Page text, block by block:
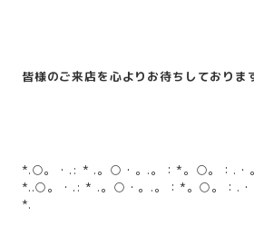
皆様のご来店を心よりお待ちしておりま
*.○。・.: * .。○・。.。：*。○。：.・
*..○。・.: * .。○・。.。：*。○。：.
*.